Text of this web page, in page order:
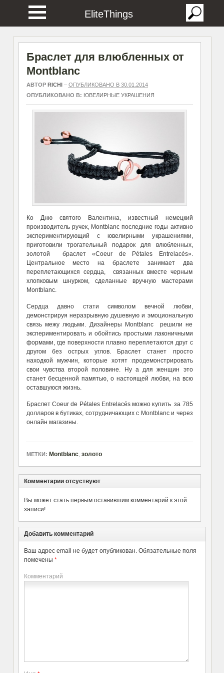
EliteThings
Браслет для влюбленных от
Montblanc
АВТОР RICHI– ОПУБЛИКОВАНО В 30.01.2014
ОПУБЛИКОВАНО В: ЮВЕЛИРНЫЕ УКРАШЕНИЯ
Ко Дню святого Валентина, известный немецкий
производитель ручек, Montblanc последние годы активно
экспериментирующий с ювелирными украшениями,
приготовили трогательный подарок для влюбленных,
золотой браслет «Coeur de Pétales Entrelacés».
Центральное место на браслете занимает два
переплетающихся сердца, связанных вместе черным
хлопковым шнурком, сделанные вручную мастерами
Montblanc.
Сердца давно стати символом вечной любви,
демонстрируя неразрывную душевную и эмоциональную
связь межу людьми. Дизайнеры Montblanc решили не
экспериментировать и обойтись простыми лаконичными
формами, где поверхности плавно переплетаются друг с
другом без острых углов. Браслет станет просто
находкой мужчин, которые хотят продемонстрировать
свои чувства второй половине. Ну а для женщин это
станет бесценной памятью, о настоящей любви, на всю
оставшуюся жизнь.
Браслет Coeur de Pétales Entrelacés можно купить за 785
долларов в бутиках, сотрудничающих с Montblanc и через
онлайн магазины.
МЕТКИ: Montblanc, золото
Комментарии отсуствуют
Вы может стать первым оставившим комментарий к этой
записи!
Добавить комментарий
Ваш адрес email не будет опубликован. Обязательные поля
помечены *
Комментарий